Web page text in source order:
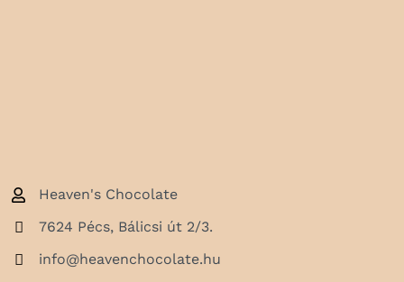
Heaven's Chocolate
7624 Pécs, Bálicsi út 2/3.
info@heavenchocolate.hu